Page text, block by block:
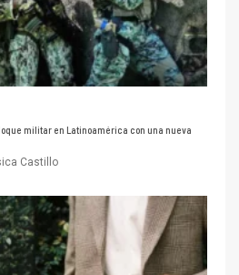
militar en Latinoamérica con una nueva
Castillo